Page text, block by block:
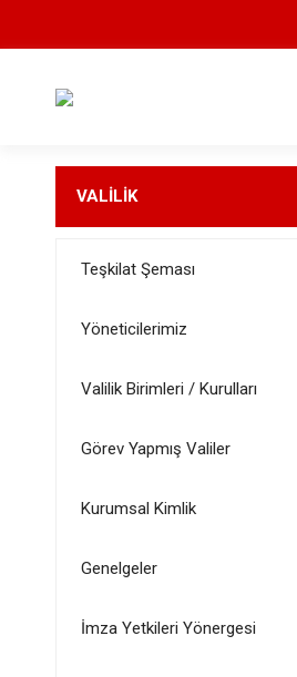
VALİLİK
Teşkilat Şeması
Yöneticilerimiz
Valilik Birimleri / Kurulları
Görev Yapmış Valiler
Kurumsal Kimlik
Genelgeler
İmza Yetkileri Yönergesi